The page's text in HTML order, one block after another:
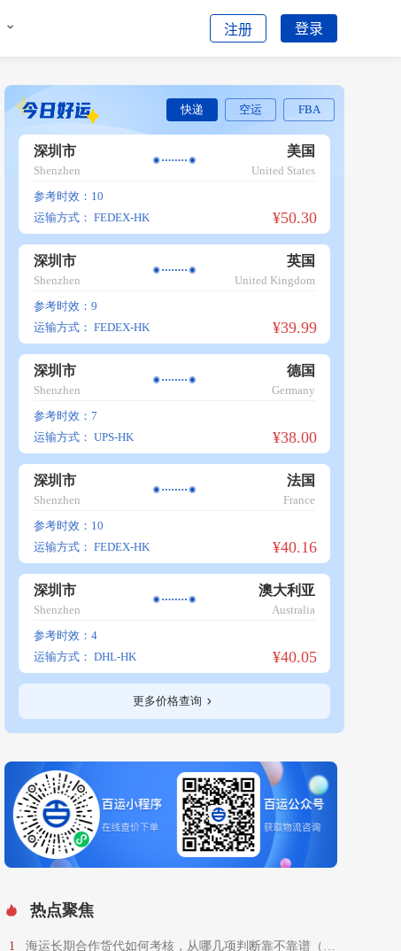
注册 登录
快递 空运 FBA
深圳市
Shenzhen
美国
United States
参考时效：10
运输方式： FEDEX-HK ¥50.30
深圳市
Shenzhen
英国
United Kingdom
参考时效：9
运输方式： FEDEX-HK ¥39.99
深圳市
Shenzhen
德国
Germany
参考时效：7
运输方式： UPS-HK ¥38.00
深圳市
Shenzhen
法国
France
参考时效：10
运输方式： FEDEX-HK ¥40.16
深圳市
Shenzhen
澳大利亚
Australia
参考时效：4
运输方式： DHL-HK ¥40.05
更多价格查询
热点聚焦
1
海运长期合作货代如何考核，从哪几项判断靠不靠谱（国